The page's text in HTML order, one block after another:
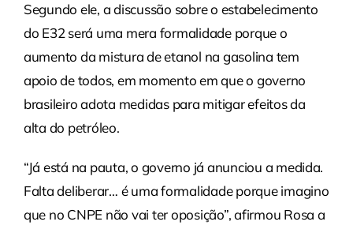
Segundo ele, a discussão sobre o estabelecimento
do E32 será uma mera formalidade porque o
aumento da mistura de etanol na gasolina tem
apoio de todos, em momento em que o governo
brasileiro adota medidas para mitigar efeitos da
alta do petróleo.
“Já está na pauta, o governo já anunciou a medida.
Falta deliberar… é uma formalidade porque imagino
que no CNPE não vai ter oposição”, afirmou Rosa a